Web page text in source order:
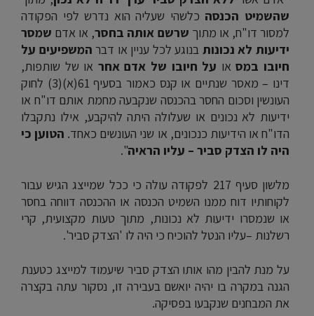
שהשמיט הכנסה כלשהי שעליה הוא נדרש לפי הפקודה
למסור דו"ח, או מתוך שרשם אותה בחסר, או אדם שמסר
ידיעות לא נכונות בנוגע לכל עניין או דבר המשפיעים על
חיובו במס או על חיובו של אדם אחר או של שותפות,
דינו – מאסר שנתיים או קנס כאמור בסעיף 61(א)(3) לחוק
העונשין וסכום החסר בהכנסה שנקבעה מחמת אותם דו"ח או
ידיעות לא נכונים או שעלולה היתה להיקבע, אילו נתקבלו
הדו"ח או הידיעות כנכונים, או שני העונשים כאחד. הטוען כי
היה לו הצדק סביר – עליו הראיה".
מלשון סעיף 217 לפקודה עולה כי ככל שמייצג הגיש עבור
לקוחותיו דוח ממנו השמיט הכנסה או ההכנסה דווחה בחסר
או שנמסרו ידיעות לא נכונות, מתוך טעות מקצועית, קרי
רשלנות –עליו הנטל להוכיח כי היה לו 'הצדק סביר'.
על מנת להבין מהו אותו הצדק סביר שיעמוד למייצג כטענת
הגנה במקרה בו יהיה יואשם בעבירה זו, נסקור עתה בקצרה
את המבחנים שנקבעו בפסיקה.